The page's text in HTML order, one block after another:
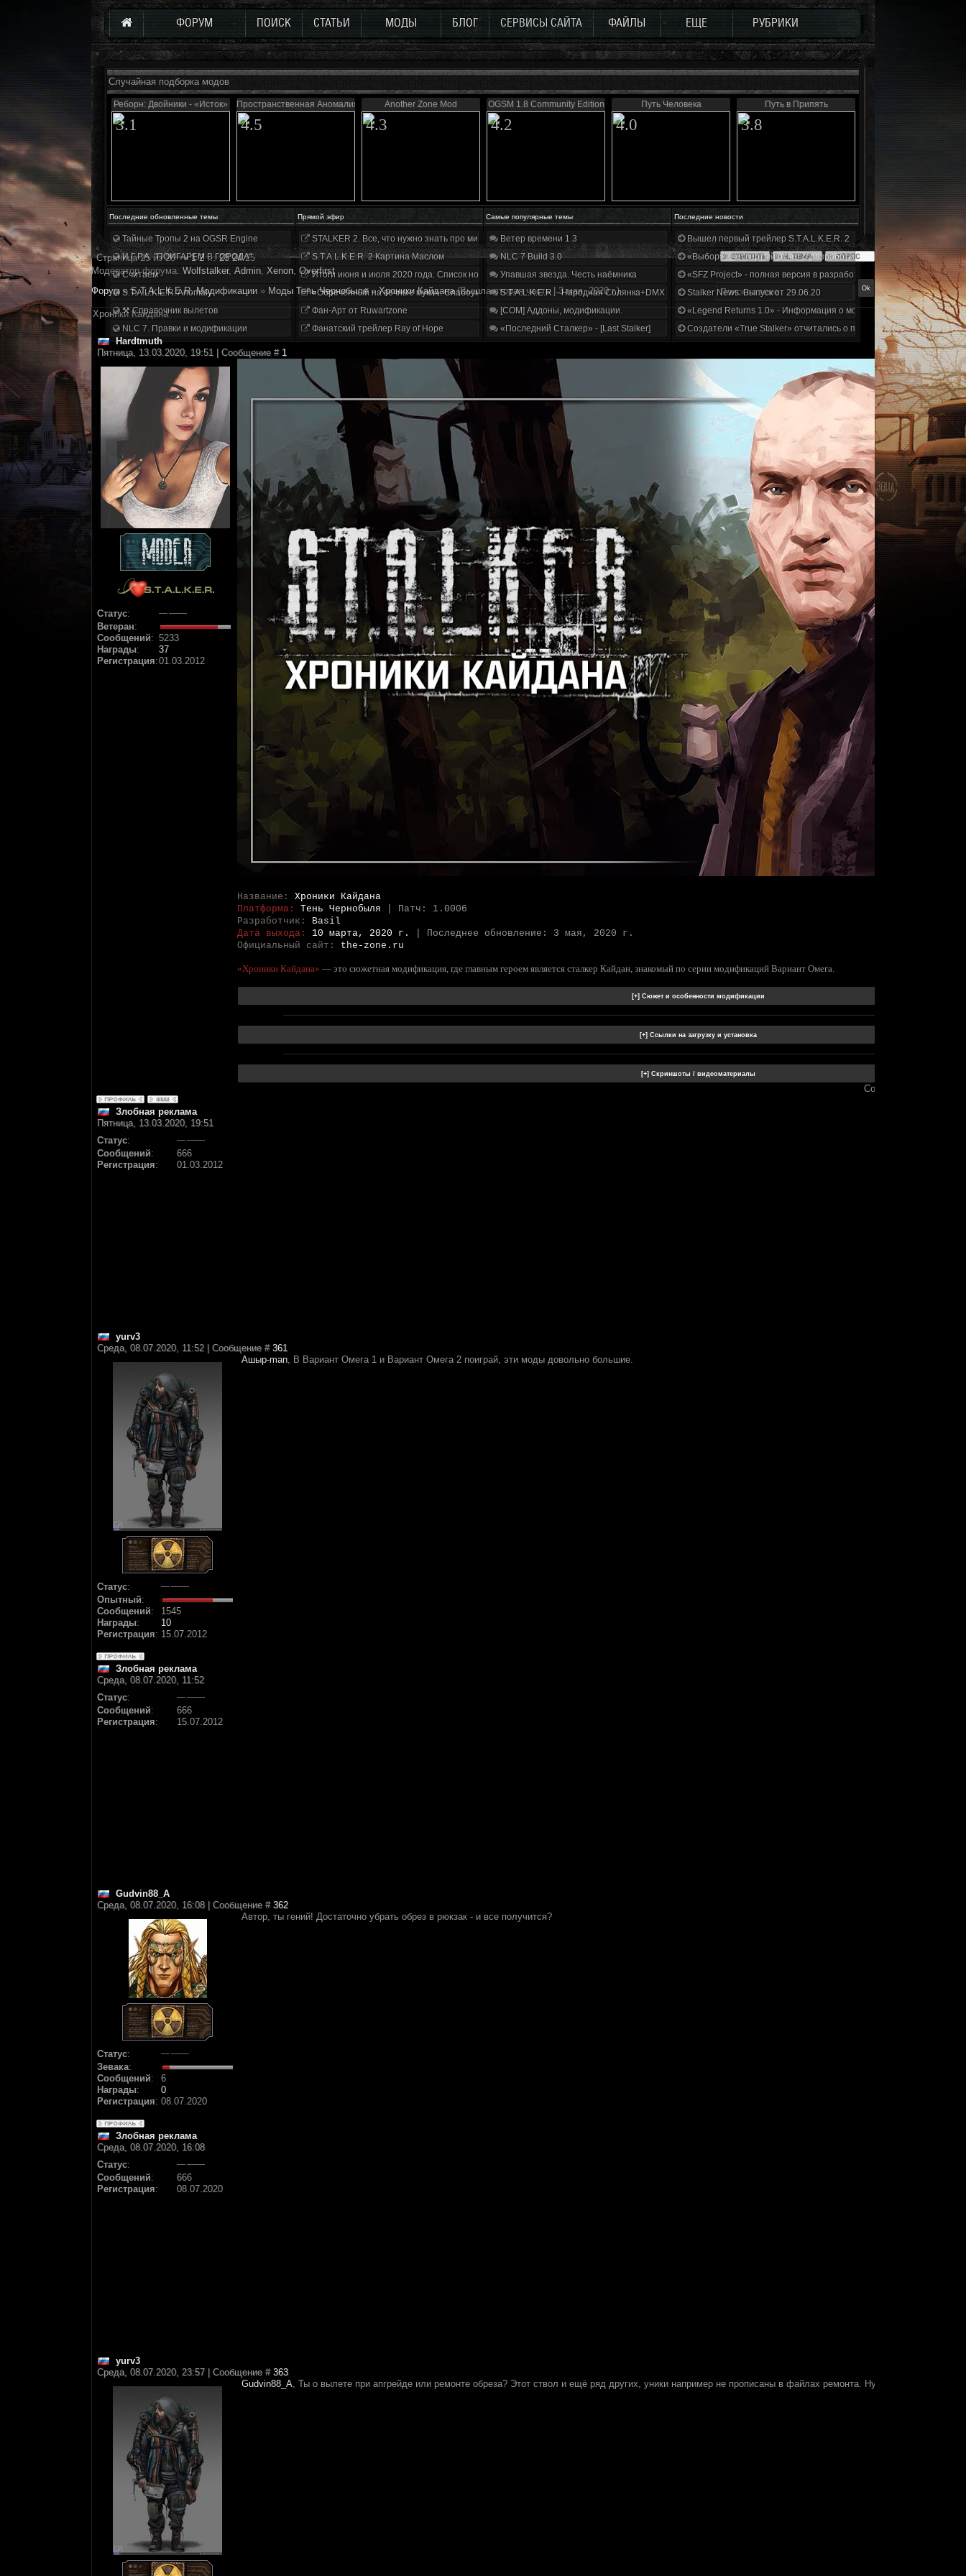
ФОРУМ ПОИСК СТАТЬИ МОДЫ БЛОГ СЕРВИСЫ САЙТА ФАЙЛЫ ЕЩЕ РУБРИКИ
Случайная подборка модов
Реборн: Двойники - «Исток»
3.1
Пространственная Аномалия 4.1
4.5
Another Zone Mod
4.3
OGSM 1.8 Community Edition
4.2
Путь Человека
4.0
Путь в Припять
3.8
Последние обновленные темы Прямой эфир Самые популярные темы Последние новости
Тайные Тропы 2 на OGSR Engine
И.Г.Р.А. "ПОИГАРЕМ В ГОРОДА"
Считаем
S.T.A.L.K.E.R. Anomaly
⚒ Справочник вылетов
NLC 7. Правки и модификации
STALKER 2. Все, что нужно знать про мир, геймплей и сюжет | Разбор трейлера
S.T.A.L.K.E.R. 2 Картина Маслом
Итоги июня и июля 2020 года. Список нововведений
«Обречённый на вечные муки». Слабоумие и отвага
Фан-Арт от Ruwartzone
Фанатский трейлер Ray of Hope
Ветер времени 1.3
NLC 7 Build 3.0
Упавшая звезда. Честь наёмника
S.T.A.L.K.E.R. - Народная Солянка+DMX 1.3.5.ООП.МА.К.
[COM] Аддоны, модификации.
«Последний Сталкер» - [Last Stalker]
Вышел первый трейлер S.T.A.L.K.E.R. 2
«Выбор» - четвертый отчет о разработке!
«SFZ Project» - полная версия в разработке!
Stalker News. Выпуск от 29.06.20
«Legend Returns 1.0» - Информация о моде за июнь 2020
Создатели «True Stalker» отчитались о проделанной работе
Страница25из25 « 1 2 … 23 24 25
Модератор форума: Wolfstalker, Аdmin, Xenon, Overfirst
Форум » S.T.A.L.K.E.R. Модификации » Моды Тень Чернобыля » Хроники Кайдана (Вышла вторая часть | 3 мая, 2020 г.)
Хроники Кайдана
Hardtmuth
Пятница, 13.03.2020, 19:51 | Сообщение # 1
Статус:
Ветеран:
Сообщений: 5233
Награды:
37
Регистрация:01.03.2012
Название:
Хроники Кайдана
Платформа:
Тень Чернобыля | Патч: 1.0006
Разработчик:
Basil
Дата выхода:
10 марта, 2020 г.
| Последнее обновление: 3 мая, 2020 г.
Официальный сайт:
the-zone.ru
«Хроники Кайдана» — это сюжетная модификация, где главным героем является сталкер Кайдан, знакомый по серии модификаций Вариант Омега.
Сообщение
Злобная реклама
Пятница, 13.03.2020, 19:51
Статус:
Сообщений:
666
Регистрация: 01.03.2012
yurv3
Среда, 08.07.2020, 11:52 | Сообщение # 361
Статус:
Опытный:
Сообщений:
1545
Награды:
10
Регистрация: 15.07.2012
Ашыр-man, В Вариант Омега 1 и Вариант Омега 2 поиграй, эти моды довольно большие.
Злобная реклама
Среда, 08.07.2020, 11:52
Статус:
Сообщений:
666
Регистрация: 15.07.2012
Gudvin88_A
Среда, 08.07.2020, 16:08 | Сообщение # 362
Статус:
Зевака:
Сообщений:
6
Награды:
0
Регистрация: 08.07.2020
Автор, ты гений! Достаточно убрать обрез в рюкзак - и все получится?
Злобная реклама
Среда, 08.07.2020, 16:08
Статус:
Сообщений:
666
Регистрация: 08.07.2020
yurv3
Среда, 08.07.2020, 23:57 | Сообщение # 363
Gudvin88_A, Ты о вылете при апгрейде или ремонте обреза? Этот ствол и ещё ряд других, уники например не прописаны в файлах ремонта. Нужно убирать из